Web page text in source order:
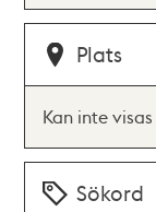
Plats
Kan inte
Sökord